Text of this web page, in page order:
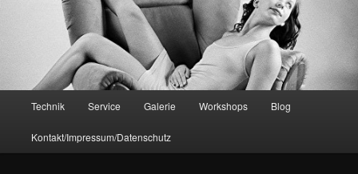
Technik Service Galerie Workshops Blog
Kontakt/Impressum/Datenschutz